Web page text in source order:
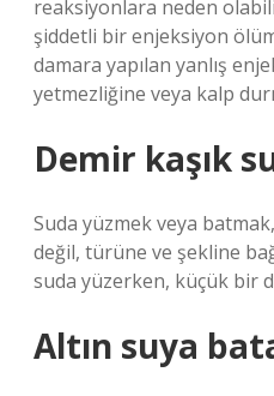
reaksiyonlara neden
şiddetli bir enjeksiyon
damara yapılan yanlış
yetmezliğine veya kalp
Demir kaşık
Suda yüzmek veya
değil, türüne ve şekline
suda yüzerken, küçük bir
Altın suya